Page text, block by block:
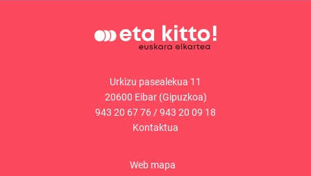
Urkizu pasealekua 11
20600 Eibar (Gipuzkoa)
943 20 67 76 /943 20 09 18
Kontaktua
Web mapa